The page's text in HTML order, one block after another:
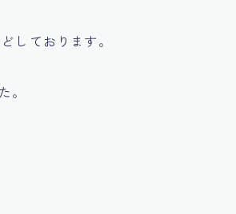
しております。
。